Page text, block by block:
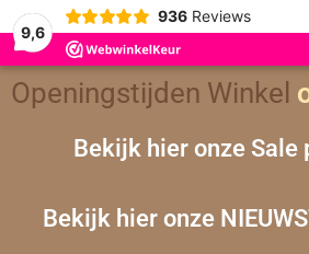
9,6
936 Reviews
Openingstijden Winkel
Bekijk hier onze Sale
Bekijk hier onze